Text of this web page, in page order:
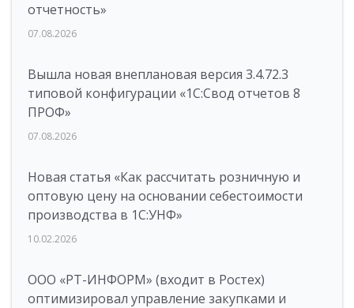
отчетность»
07.08.2026
Вышла новая внеплановая версия 3.4.72.3
типовой конфигурации «1C:Свод отчетов 8
ПРОФ»
07.08.2026
Новая статья «Как рассчитать розничную и
оптовую цену на основании себестоимости
производства в 1С:УНФ»
10.02.2026
ООО «РТ-ИНФОРМ» (входит в Ростех)
оптимизировал управление закупками и